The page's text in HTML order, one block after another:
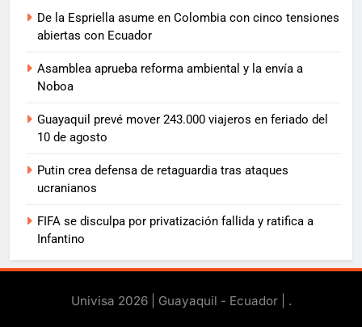
De la Espriella asume en Colombia con cinco tensiones
abiertas con Ecuador
Asamblea aprueba reforma ambiental y la envía a
Noboa
Guayaquil prevé mover 243.000 viajeros en feriado del
10 de agosto
Putin crea defensa de retaguardia tras ataques
ucranianos
FIFA se disculpa por privatización fallida y ratifica a
Infantino
Univisa 2026 | Guayaquil - Ecuador | .